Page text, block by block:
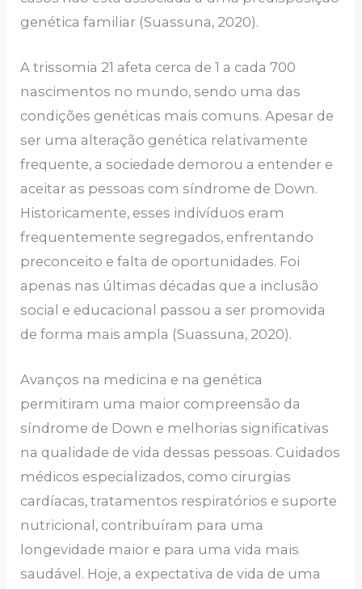
genética familiar (Suassuna, 2020).
A trissomia 21 afeta cerca de 1 a cada 700
nascimentos no mundo, sendo uma das
condições genéticas mais comuns. Apesar de
ser uma alteração genética relativamente
frequente, a sociedade demorou a entender e
aceitar as pessoas com síndrome de Down.
Historicamente, esses indivíduos eram
frequentemente segregados, enfrentando
preconceito e falta de oportunidades. Foi
apenas nas últimas décadas que a inclusão
social e educacional passou a ser promovida
de forma mais ampla (Suassuna, 2020).
Avanços na medicina e na genética
permitiram uma maior compreensão da
síndrome de Down e melhorias significativas
na qualidade de vida dessas pessoas. Cuidados
médicos especializados, como cirurgias
cardíacas, tratamentos respiratórios e suporte
nutricional, contribuíram para uma
longevidade maior e para uma vida mais
saudável. Hoje, a expectativa de vida de uma